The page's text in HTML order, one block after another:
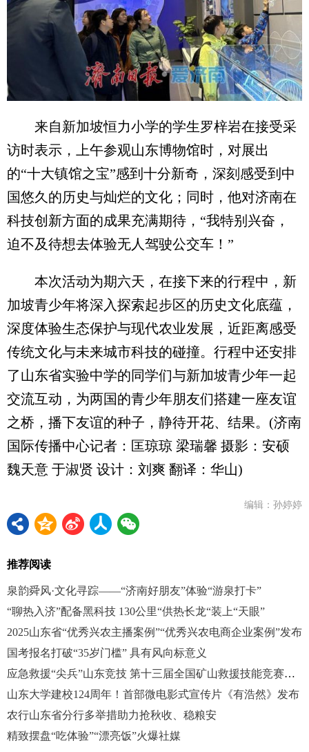
来自新加坡恒力小学的学生罗梓岩在接受采
访时表示，上午参观山东博物馆时，对展出
的“十大镇馆之宝”感到十分新奇，深刻感受到中
国悠久的历史与灿烂的文化；同时，他对济南在
科技创新方面的成果充满期待，“我特别兴奋，
迫不及待想去体验无人驾驶公交车！”
本次活动为期六天，在接下来的行程中，新
加坡青少年将深入探索起步区的历史文化底蕴，
深度体验生态保护与现代农业发展，近距离感受
传统文化与未来城市科技的碰撞。行程中还安排
了山东省实验中学的同学们与新加坡青少年一起
交流互动，为两国的青少年朋友们搭建一座友谊
之桥，播下友谊的种子，静待开花、结果。(济南
国际传播中心记者：匡琼琼 梁瑞馨 摄影：安硕
魏天意 于淑贤 设计：刘爽 翻译：华山)
编辑：孙婷婷
推荐阅读
泉韵舜风·文化寻踪——“济南好朋友”体验“游泉打卡”
“聊热入济”配备黑科技 130公里“供热长龙“装上“天眼”
2025山东省“优秀兴农主播案例”“优秀兴农电商企业案例”发布
国考报名打破“35岁门槛” 具有风向标意义
应急救援“尖兵”山东竞技 第十三届全国矿山救援技能竞赛举行
山东大学建校124周年！首部微电影式宣传片《有浩然》发布
农行山东省分行多举措助力抢秋收、稳粮安
精致摆盘“吃体验”“漂亮饭”火爆社媒